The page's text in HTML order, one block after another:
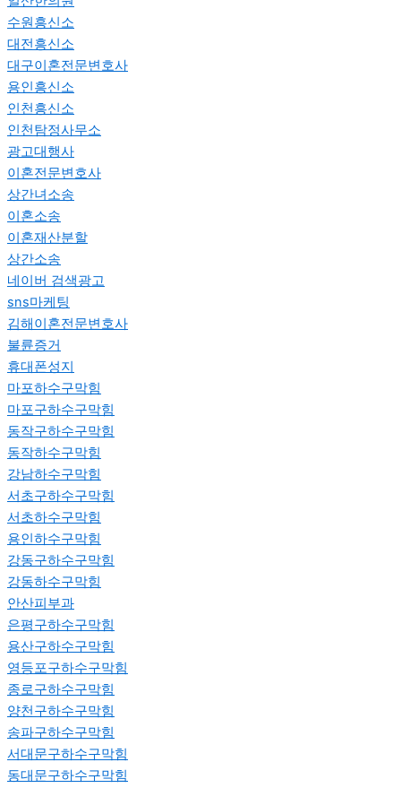
수원흥신소
대전흥신소
대구이혼전문변호사
용인흥신소
인천흥신소
인천탐정사무소
광고대행사
이혼전문변호사
상간녀소송
이혼소송
이혼재산분할
상간소송
네이버 검색광고
sns마케팅
김해이혼전문변호사
불륜증거
휴대폰성지
마포하수구막힘
마포구하수구막힘
동작구하수구막힘
동작하수구막힘
강남하수구막힘
서초구하수구막힘
서초하수구막힘
용인하수구막힘
강동구하수구막힘
강동하수구막힘
안산피부과
은평구하수구막힘
용산구하수구막힘
영등포구하수구막힘
종로구하수구막힘
양천구하수구막힘
송파구하수구막힘
서대문구하수구막힘
동대문구하수구막힘